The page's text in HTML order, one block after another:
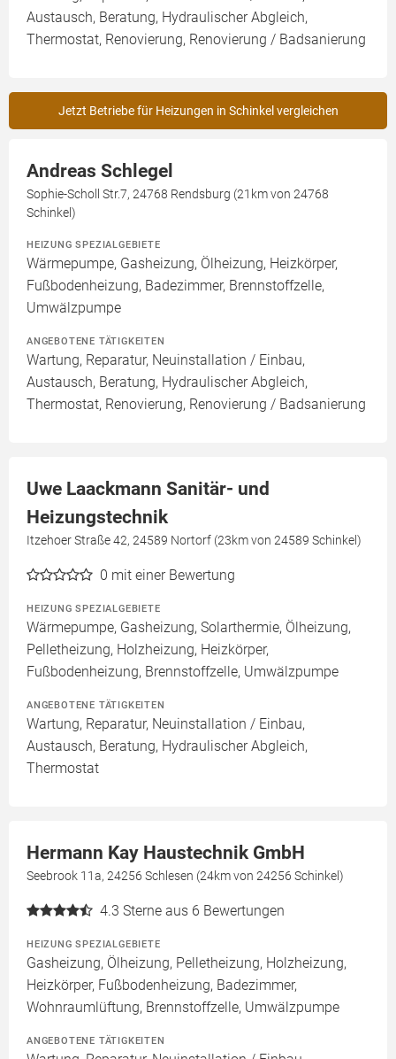
Austausch, Beratung, Hydraulischer Abgleich,
Thermostat, Renovierung, Renovierung / Badsanierung
Jetzt Betriebe für Heizungen in Schinkel vergleichen
Andreas Schlegel
Sophie-Scholl Str.7, 24768 Rendsburg (21km von 24768
Schinkel)
HEIZUNG SPEZIALGEBIETE
Wärmepumpe, Gasheizung, Ölheizung, Heizkörper,
Fußbodenheizung, Badezimmer, Brennstoffzelle,
Umwälzpumpe
ANGEBOTENE TÄTIGKEITEN
Wartung, Reparatur, Neuinstallation / Einbau,
Austausch, Beratung, Hydraulischer Abgleich,
Thermostat, Renovierung, Renovierung / Badsanierung
Uwe Laackmann Sanitär- und
Heizungstechnik
Itzehoer Straße 42, 24589 Nortorf (23km von 24589 Schinkel)
0 mit einer Bewertung
HEIZUNG SPEZIALGEBIETE
Wärmepumpe, Gasheizung, Solarthermie, Ölheizung,
Pelletheizung, Holzheizung, Heizkörper,
Fußbodenheizung, Brennstoffzelle, Umwälzpumpe
ANGEBOTENE TÄTIGKEITEN
Wartung, Reparatur, Neuinstallation / Einbau,
Austausch, Beratung, Hydraulischer Abgleich,
Thermostat
Hermann Kay Haustechnik GmbH
Seebrook 11a, 24256 Schlesen (24km von 24256 Schinkel)
4.3 Sterne aus 6 Bewertungen
HEIZUNG SPEZIALGEBIETE
Gasheizung, Ölheizung, Pelletheizung, Holzheizung,
Heizkörper, Fußbodenheizung, Badezimmer,
Wohnraumlüftung, Brennstoffzelle, Umwälzpumpe
ANGEBOTENE TÄTIGKEITEN